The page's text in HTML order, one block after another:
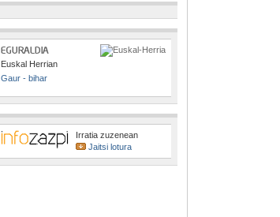
Euskal Herrian
Gaur - bihar
Irratia zuzenean
Jaitsi lotura